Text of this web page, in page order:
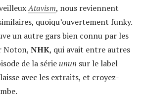
Atavism, nous reviennent
quoiqu’ouvertement funky.
un autre gars bien connu par les
Noton, NHK, qui avait entre autres
de la sérieunun sur le label
avec les extraits, et croyez-